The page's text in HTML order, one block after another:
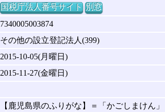
国税庁法人番号サイト 別窓
7340005003874
その他の設立登記法人(399)
2015-10-05(月曜日)
2015-11-27(金曜日)
【鹿児島県のふりがな】＝「かごしまけん」